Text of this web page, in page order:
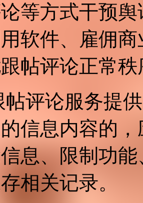
等方式干预
软件、雇佣
帖评论正常
帖评论服务提
信息内容的
息、限制功
相关记录。